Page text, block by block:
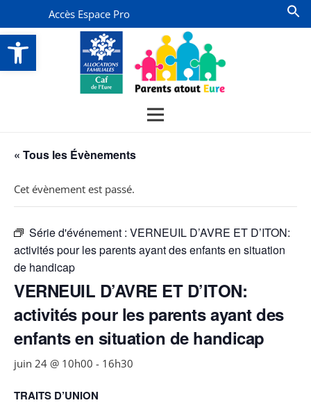
Ouvrir la barre d’outils
Accès Espace Pro
« Tous les Évènements
Cet évènement est passé.
Série d'événement : VERNEUIL D’AVRE ET D’ITON:
activités pour les parents ayant des enfants en situation
de handicap
VERNEUIL D’AVRE ET D’ITON:
activités pour les parents ayant des
enfants en situation de handicap
juin 24 @ 10h00 - 16h30
TRAITS D’UNION